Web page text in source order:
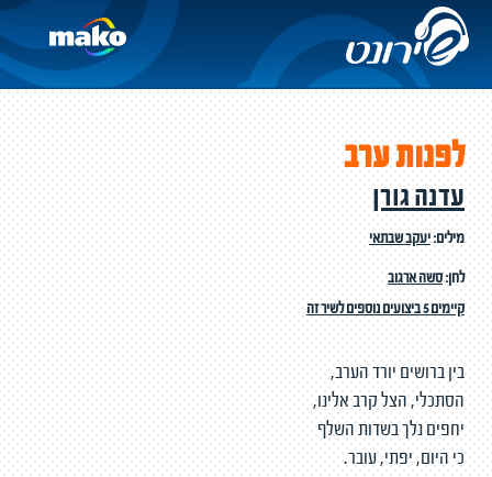
לפנות ערב
עדנה גורן
מילים:יעקב שבתאי
לחן:סשה ארגוב
קיימים 5 ביצועים נוספים לשיר זה
בין ברושים יורד הערב,
הסתכלי, הצל קרב אלינו,
יחפים נלך בשדות השלף
כי היום, יפתי, עובר.